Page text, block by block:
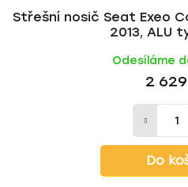
Střešní nosič Seat Exeo
2013, ALU
Odesíláme
2
Do